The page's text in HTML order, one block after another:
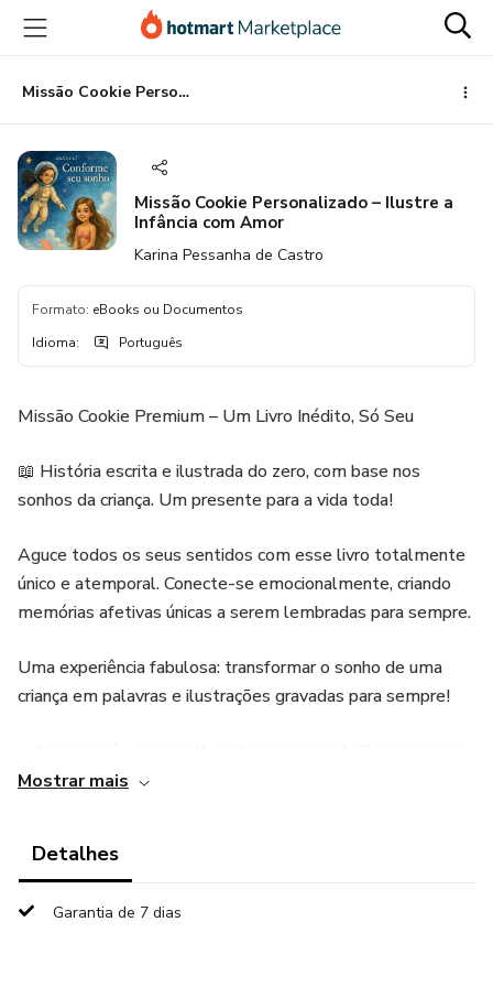
para
conteúdo
principal
para
pagamento
para
rodapé
Missão Cookie Personalizado – Ilustre a Infância com Amor
Missão Cookie Personalizado – Ilustre a
Infância com Amor
Karina Pessanha de Castro
Formato: eBooks ou Documentos
Idioma: Português
Missão Cookie Premium – Um Livro Inédito, Só Seu
📖 História escrita e ilustrada do zero, com base nos
sonhos da criança. Um presente para a vida toda!
Aguce todos os seus sentidos com esse livro totalmente
único e atemporal. Conecte-se emocionalmente, criando
memórias afetivas únicas a serem lembradas para sempre.
Uma experiência fabulosa: transformar o sonho de uma
criança em palavras e ilustrações gravadas para sempre!
reconhecer como o herói ou heroína de uma história feita só
💡 Cada página é um pedaço da infância eternizado, cheio
Mostrar mais
Detalhes
Garantia de 7 dias